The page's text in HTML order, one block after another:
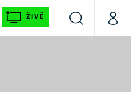
ŽIVĚ
VyhledáváníMůj